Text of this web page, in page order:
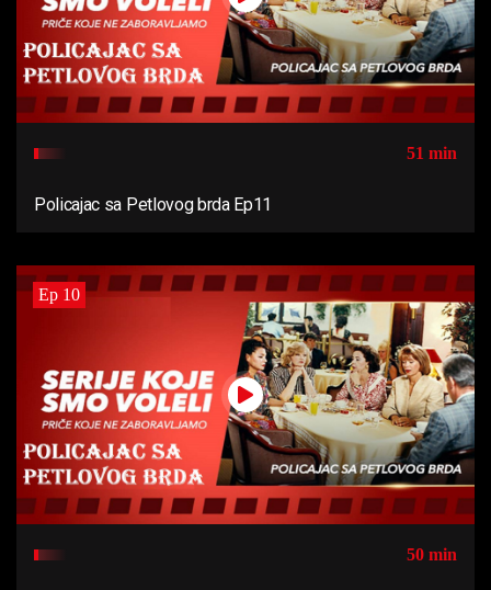
51 min
Policajac sa Petlovog brda Ep11
Ep 10
50 min